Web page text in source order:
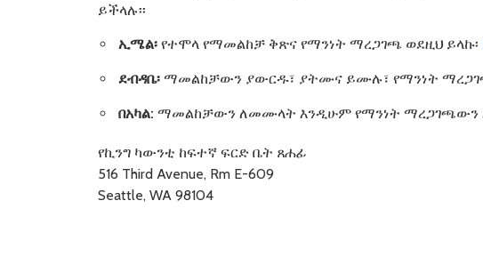
ይችላሉ፡፡
ኢሜል፡ የተሞላ የማመልከቻ ቅጽና የማንነት ማረጋገጫ ወደዚህ ይላኩ፡
ደብዳቤ፡ ማመልከቻውን ያውርዱ፣ ያትሙና ይሙሉ፣ የማንነት
በአካል: ማመልከቻውን ለመሙላት እንዲሁም የማንነት ማረጋገጫውን
የኪንግ ካውንቲ ከፍተኛ ፍርድ ቤት ጸሐፊ
516 Third Avenue, Rm E-609
Seattle, WA 98104